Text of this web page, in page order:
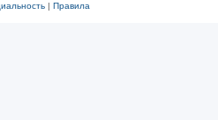
| Правила